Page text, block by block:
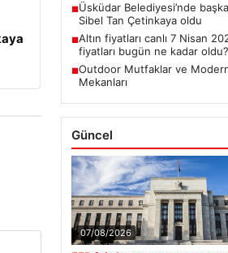
■Üsküdar Belediyesi’nde
Sibel Tan Çetinkaya oldu
■Altın fiyatları canlı 7 Nisan
fiyatları bugün ne kadar oldu?
■Outdoor Mutfaklar ve
Mekanları
Güncel
07/08/2026